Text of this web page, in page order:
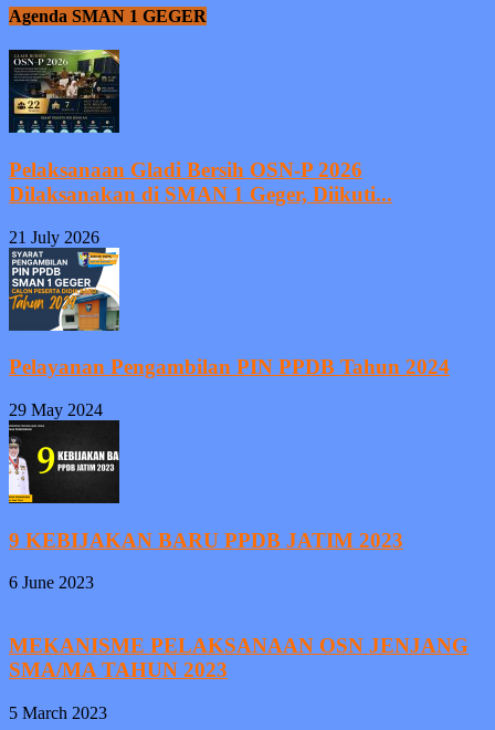
Agenda SMAN 1 GEGER
Pelaksanaan Gladi Bersih OSN-P 2026
Dilaksanakan di SMAN 1 Geger, Diikuti...
21 July 2026
Pelayanan Pengambilan PIN PPDB Tahun 2024
29 May 2024
9 KEBIJAKAN BARU PPDB JATIM 2023
6 June 2023
MEKANISME PELAKSANAAN OSN JENJANG
SMA/MA TAHUN 2023
5 March 2023